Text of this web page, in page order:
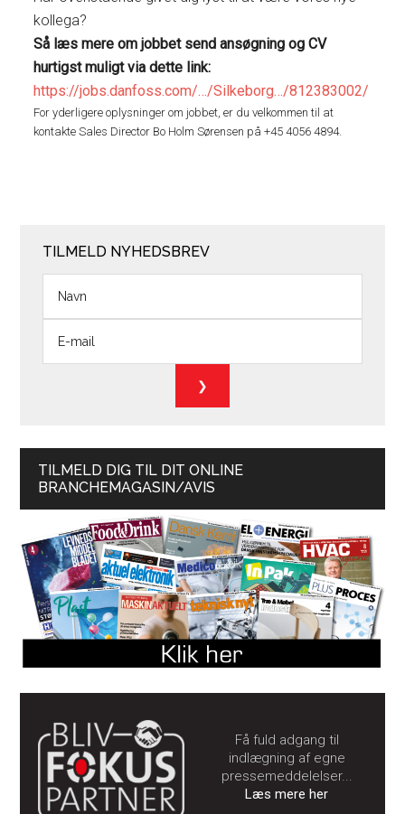
kollega?
Så læs mere om jobbet send ansøgning og CV
hurtigst muligt via dette link:
https://jobs.danfoss.com/…/Silkeborg…/812383002/
For yderligere oplysninger om jobbet, er du velkommen til at
kontakte Sales Director Bo Holm Sørensen på +45 4056 4894.
TILMELD NYHEDSBREV
TILMELD DIG TIL DIT ONLINE
BRANCHEMAGASIN/AVIS
Få fuld adgang til
indlægning af egne
pressemeddelelser...
Læs mere her